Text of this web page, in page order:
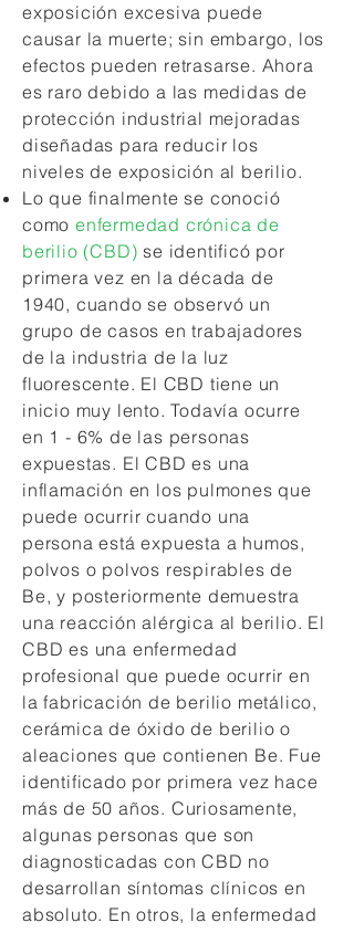
exposición excesiva puede
causar la muerte; sin embargo, los
efectos pueden retrasarse. Ahora
es raro debido a las medidas de
protección industrial mejoradas
diseñadas para reducir los
niveles de exposición al berilio.
Lo que finalmente se conoció
como enfermedad crónica de
berilio (CBD) se identificó por
primera vez en la década de
1940, cuando se observó un
grupo de casos en trabajadores
de la industria de la luz
fluorescente. El CBD tiene un
inicio muy lento. Todavía ocurre
en 1 - 6% de las personas
expuestas. El CBD es una
inflamación en los pulmones que
puede ocurrir cuando una
persona está expuesta a humos,
polvos o polvos respirables de
Be, y posteriormente demuestra
una reacción alérgica al berilio. El
CBD es una enfermedad
profesional que puede ocurrir en
la fabricación de berilio metálico,
cerámica de óxido de berilio o
aleaciones que contienen Be. Fue
identificado por primera vez hace
más de 50 años. Curiosamente,
algunas personas que son
diagnosticadas con CBD no
desarrollan síntomas clínicos en
absoluto. En otros, la enfermedad